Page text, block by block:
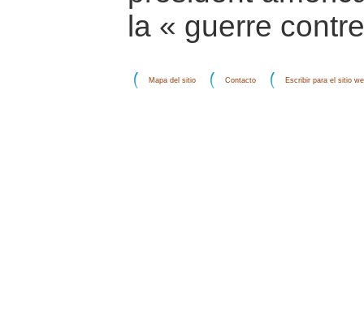
la « guerre
Mapa del sitio Contacto Escribir para el sitio